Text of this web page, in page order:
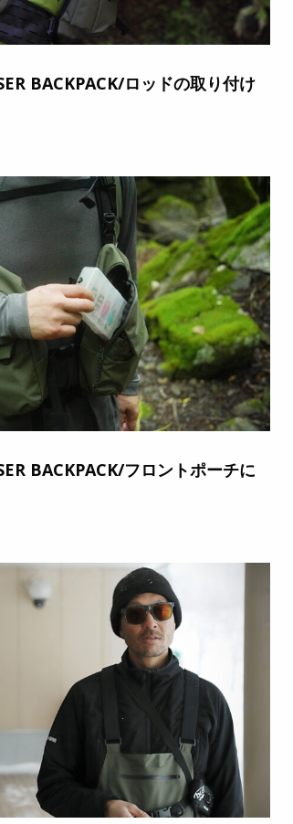
BACKPACK/ロッドの取り付け
BACKPACK/フロントポーチに